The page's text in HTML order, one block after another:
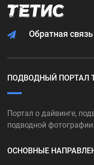
Обратная связь
ПОДВОДНЫЙ ПОРТАЛ
Портал о дайвинге,
подводной фотографии.
ОСНОВНЫЕ